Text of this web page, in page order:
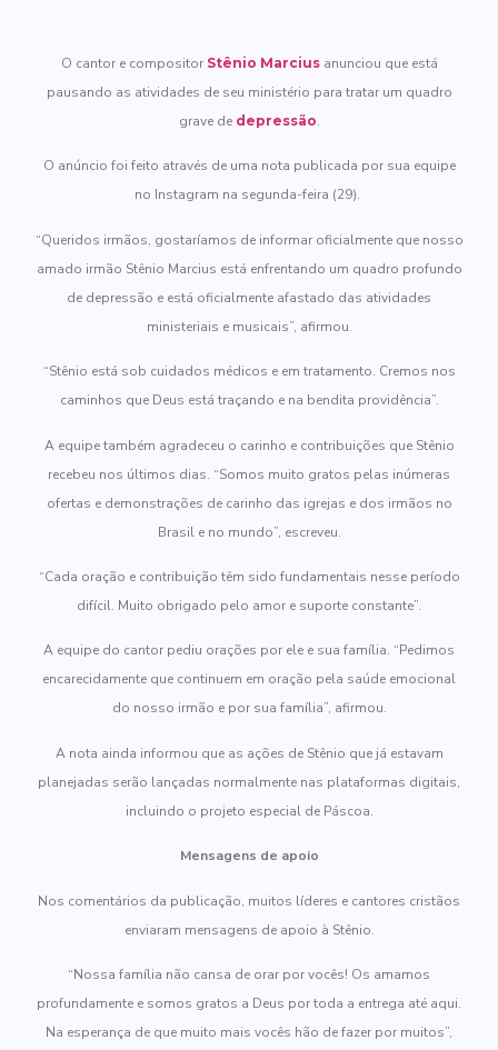
O cantor e compositor Stênio Marciusanunciou que está
pausando as atividades de seu ministério para tratar um quadro
grave de depressão.
O anúncio foi feito através de uma nota publicada por sua equipe
no Instagram na segunda-feira (29).
“Queridos irmãos, gostaríamos de informar oficialmente que nosso
amado irmão Stênio Marcius está enfrentando um quadro profundo
de depressão e está oficialmente afastado das atividades
ministeriais e musicais”, afirmou.
“Stênio está sob cuidados médicos e em tratamento. Cremos nos
caminhos que Deus está traçando e na bendita providência”.
A equipe também agradeceu o carinho e contribuições que Stênio
recebeu nos últimos dias. “Somos muito gratos pelas inúmeras
ofertas e demonstrações de carinho das igrejas e dos irmãos no
Brasil e no mundo”, escreveu.
“Cada oração e contribuição têm sido fundamentais nesse período
difícil. Muito obrigado pelo amor e suporte constante”.
A equipe do cantor pediu orações por ele e sua família. “Pedimos
encarecidamente que continuem em oração pela saúde emocional
do nosso irmão e por sua família”, afirmou.
A nota ainda informou que as ações de Stênio que já estavam
planejadas serão lançadas normalmente nas plataformas digitais,
incluindo o projeto especial de Páscoa.
Mensagens de apoio
Nos comentários da publicação, muitos líderes e cantores cristãos
enviaram mensagens de apoio à Stênio.
“Nossa família não cansa de orar por vocês! Os amamos
profundamente e somos gratos a Deus por toda a entrega até aqui.
Na esperança de que muito mais vocês hão de fazer por muitos”,